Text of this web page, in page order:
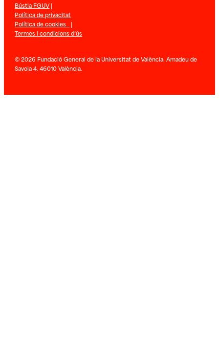
Bústia FGUV|
Política de privacitat
Política de cookies |
Termes i condicions d’ús
© 2026 Fundació General de la Universitat de València. Amadeu de
Savoia 4. 46010 València.